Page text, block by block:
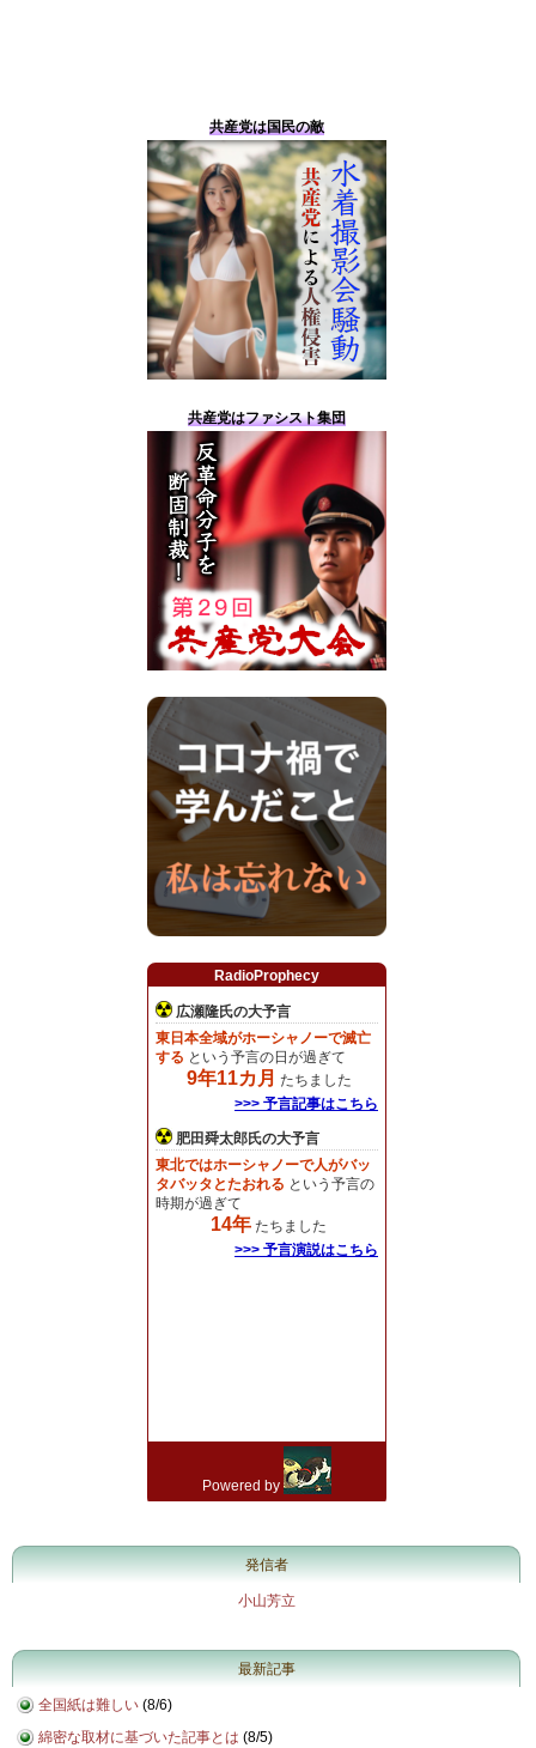
共産党は国民の敵
共産党はファシスト集団
発信者
小山芳立
最新記事
全国紙は難しい (8/6)
綿密な取材に基づいた記事とは (8/5)